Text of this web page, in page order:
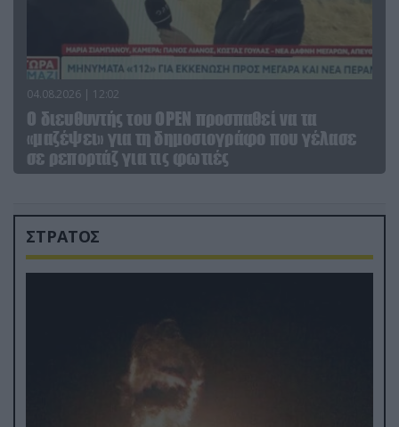
04.08.2026 | 12:02
O διευθυντής του OPEN προσπαθεί να τα
«μαζέψει» για τη δημοσιογράφο που γέλασε
σε ρεπορτάζ για τις φωτιές
ΣΤΡΑΤΟΣ